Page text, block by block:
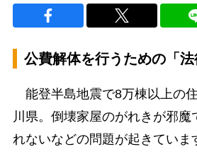
公費解体を行うための「
能登半島地震で8万棟以上の
川県。倒壊家屋のがれきが邪魔
れないなどの問題が起きていま